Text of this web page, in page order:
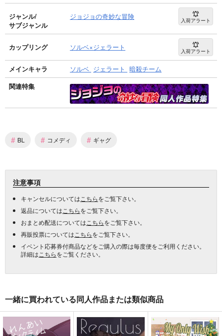
ジャンル/
サブジャンル
ジョジョの奇妙な冒険 入荷アラート
カップリング ソルベ×ジェラート 入荷アラート
メインキャラ ソルベ ジェラート 暗殺チーム
関連特集
# BL # コメディ # ギャグ
注意事項
キャンセルについては こちらをご覧下さい。
返品については こちらをご覧下さい。
おまとめ配送については こちらをご覧下さい。
再販投票については こちらをご覧下さい。
イベント応募券付商品などをご購入の際は毎度便をご利用ください。
詳細は こちらをご覧ください。
一緒に買われている同人作品または類似商品